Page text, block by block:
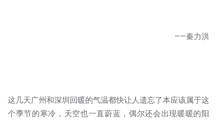
——秦力洪
这几天广州和深圳回暖的气温都快让人遗忘了本应该属于这
个季节的寒冷，天空也一直蔚蓝，偶尔还会出现暖暖的阳